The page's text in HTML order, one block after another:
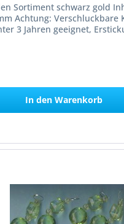
Sortiment schwarz gold
Achtung: Verschluckbare
3 Jahren geeignet,
In den Warenkorb